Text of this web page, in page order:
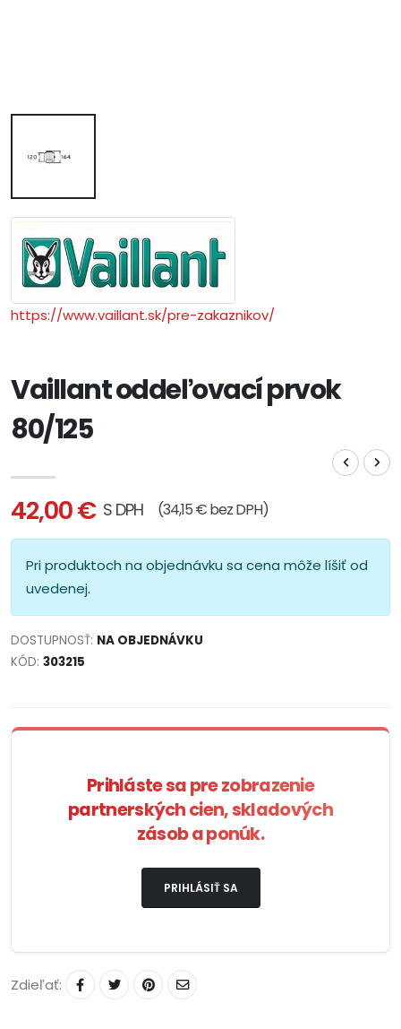
https://www.vaillant.sk/pre-zakaznikov/
Vaillant oddeľovací prvok
80/125
42,00 € S DPH (34,15 € bez DPH)
Pri produktoch na objednávku sa cena môže líšiť od
uvedenej.
DOSTUPNOSŤ: NA OBJEDNÁVKU
KÓD: 303215
Prihláste sa pre zobrazenie
partnerských cien, skladových
zásob a ponúk.
PRIHLÁSIŤ SA
Zdieľať: